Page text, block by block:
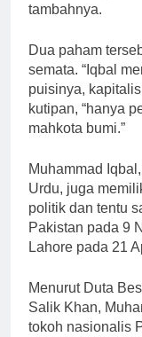
tambahnya.
Dua paham
semata. “Iqbal
puisinya,
kutipan, “hanya
mahkota bumi.”
Muhammad
Urdu, juga
politik dan tentu
Pakistan pada 9
Lahore pada 21
Menurut Duta
Salik Khan,
tokoh nasionalis